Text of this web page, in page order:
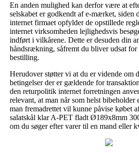
En anden mulighed kan derfor være at
selskabet er godkendt af e-mærket, siden
internet firmaet opfylder de opstillede
internet virksomheden lejlighedsvis
indført i vilkårene. Dette er desuden din
håndsrækning, såfremt du bliver udsat
bestilling.
Herudover støtter vi at du er vidende om
betingelser der er gældende for
den returpolitik internet forretningen
relevant, at man når som helst bibeholder
man fremadrettet vil kunne påvise købet
salatskål klar A-PET fladt Ø189x8mm
om du søger efter varer til en mand eller